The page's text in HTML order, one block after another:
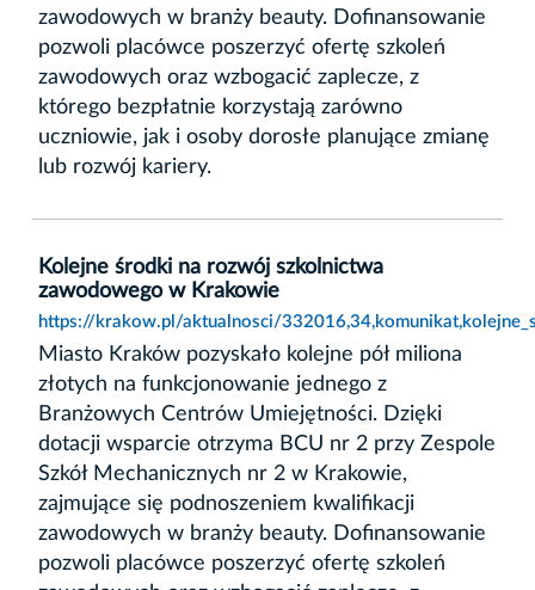
zawodowych w branży beauty. Dofinansowanie
pozwoli placówce poszerzyć ofertę szkoleń
zawodowych oraz wzbogacić zaplecze, z
którego bezpłatnie korzystają zarówno
uczniowie, jak i osoby dorosłe planujące zmianę
lub rozwój kariery.
Kolejne środki na rozwój szkolnictwa
zawodowego w Krakowie
https://krakow.pl/aktualnosci/
Miasto Kraków pozyskało kolejne pół miliona
złotych na funkcjonowanie jednego z
Branżowych Centrów Umiejętności. Dzięki
dotacji wsparcie otrzyma BCU nr 2 przy Zespole
Szkół Mechanicznych nr 2 w Krakowie,
zajmujące się podnoszeniem kwalifikacji
zawodowych w branży beauty. Dofinansowanie
pozwoli placówce poszerzyć ofertę szkoleń